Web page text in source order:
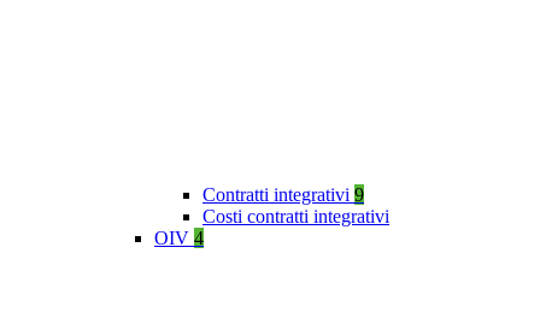
Contratti integrativi 9
Costi contratti integrativi
OIV 4